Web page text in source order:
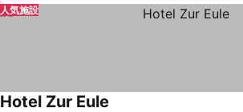
人気施設
Hotel Zur Eule